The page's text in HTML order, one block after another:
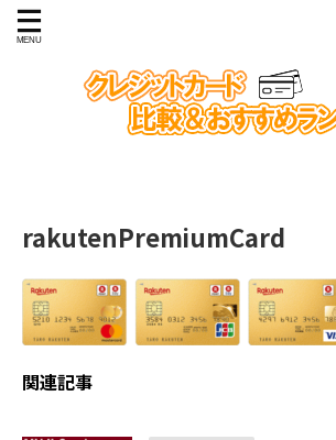
rakutenPremiumCard
関連記事